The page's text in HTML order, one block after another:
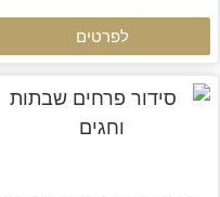
לפרטים